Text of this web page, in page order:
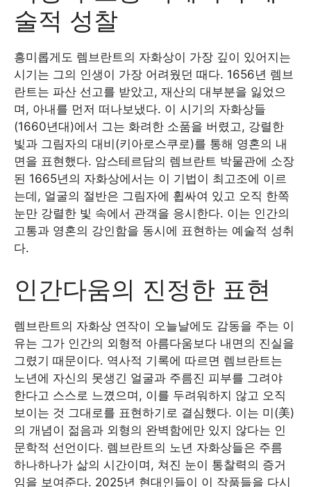
술적 성찰
흥미롭게도 렘브란트의 자화상이 가장 깊이 있어지는
시기는 그의 인생이 가장 어려웠던 때다. 1656년 렘브
란트는 파산 선고를 받았고, 재산의 대부분을 잃었으
며, 아내를 먼저 떠나보냈다. 이 시기의 자화상들
(1660년대)에서 그는 화려한 소품을 버렸고, 강렬한
빛과 그림자의 대비(키아로스쿠로)를 통해 영혼의 내
면을 표현했다. 암스테르담의 렘브란트 박물관에 소장
된 1665년의 자화상에서는 이 기법이 최고조에 이르
는데, 얼굴의 절반은 그림자에 휩싸여 있고 오직 한쪽
눈만 강렬한 빛 속에서 관객을 응시한다. 이는 인간의
고통과 영혼의 강인함을 동시에 표현하는 예술적 성취
다.
인간다움의 진정한 표현
렘브란트의 자화상 연작이 오늘날에도 감동을 주는 이
유는 그가 인간의 외형적 아름다움보다 내면의 진실을
그렸기 때문이다. 역사적 기록에 따르면 렘브란트는
노년에 자신의 못생긴 얼굴과 주름진 피부를 그려야
한다고 스스로 느꼈으며, 이를 두려워하지 않고 오직
보이는 것 그대로를 표현하기로 결심했다. 이는 미(美)
의 개념이 젊음과 외형의 완벽함에만 있지 않다는 인
문학적 선언이다. 렘브란트의 노년 자화상들은 주름
하나하나가 삶의 시간이며, 쳐진 눈이 통찰력의 증거
임을 보여준다. 2025년 현대인들이 이 작품들을 다시